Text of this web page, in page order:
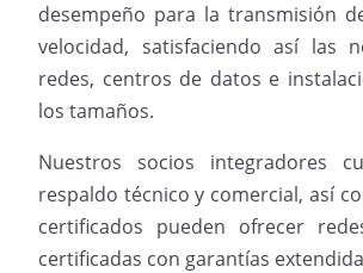
desempeño para la transmisión
velocidad, satisfaciendo así las
redes, centros de datos e
los tamaños.
Nuestros socios integradores
respaldo técnico y comercial, así
certificados pueden ofrecer
certificadas con garantías